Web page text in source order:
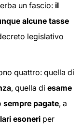
un fascio: il
alcune tasse
legislativo
quattro: quella di
, quella di esame
sempre pagate, a
esoneri per